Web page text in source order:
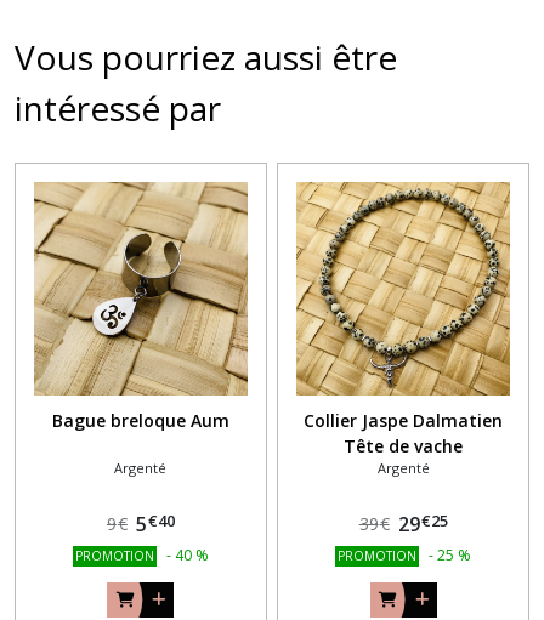
Vous pourriez aussi être
intéressé par
Bague breloque Aum
Argenté
9€ 5€40
PROMOTION - 40 %
Collier Jaspe Dalmatien
Tête de vache
Argenté
39€ 29€25
PROMOTION -25 %